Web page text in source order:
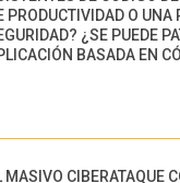
PRODUCTIVIDAD O UNA
¿SE PUEDE
BASADA EN
MASIVO CIBERATAQUE